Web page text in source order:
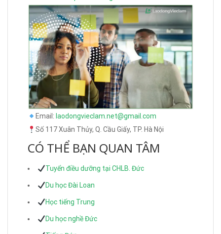
Email: laodongvieclam.net@gmail.com
Số 117 Xuân Thủy, Q. Cầu Giấy, TP. Hà Nội
CÓ THỂ BẠN QUAN TÂM
Tuyển điều dưỡng tại CHLB. Đức
Du học Đài Loan
Học tiếng Trung
Du học nghề Đức